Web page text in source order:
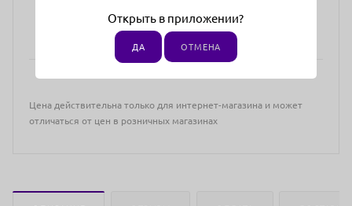
Цена действительна только для интернет-магазина и может
отличаться от цен в розничных магазинах
Открыть в приложении?
ДА ОТМЕНА